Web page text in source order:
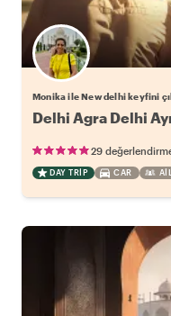
Monika ile New delhi keyfini
Delhi Agra Delhi
29
DAY TRIP CAR